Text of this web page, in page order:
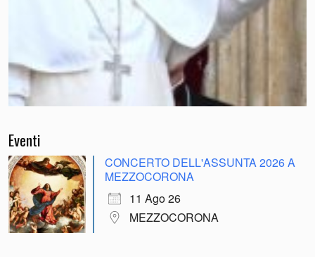
Eventi
CONCERTO DELL'ASSUNTA 2026 A
MEZZOCORONA
11 Ago 26
MEZZOCORONA